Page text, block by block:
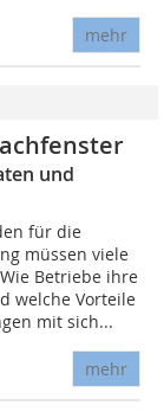
mehr
und
für die
müssen viele
Betriebe ihre
welche Vorteile
mit sich...
mehr